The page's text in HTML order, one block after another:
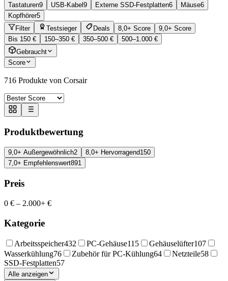
Tastaturen9 USB-Kabel 9 Externe SSD-Festplatten6 Mäuse6
Kopfhörer5
Filter
Testsieger Deals 8,0+ Score
9,0+ Score
Bis 150 €
150–350 € 350–500 €
500–1.000 €
Gebraucht
Score
716 Produkte von Corsair
Produktbewertung
9,0+ Außergewöhnlich2 8,0+ Hervorragend150
7,0+ Empfehlenswert891
Preis
0 € – 2.000+ €
Kategorie
Arbeitsspeicher432 PC-Gehäuse115 Gehäuselüfter107
Wasserkühlung76 Zubehör für PC-Kühlung64 Netzteile58
SSD-Festplatten57
Alle anzeigen